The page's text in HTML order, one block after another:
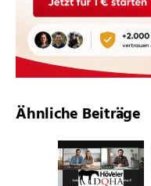
Ähnliche Beiträge